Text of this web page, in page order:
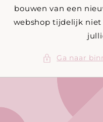
bouwen van een
webshop tijdelijk niet
Ga naar